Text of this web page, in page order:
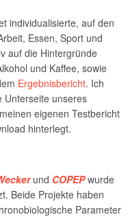
individualisierte, auf den
Essen, Sport und
auf die Hintergründe
und Kaffee, sowie
Ergebnisbericht. Ich
Unterseite unseres
eigenen Testbericht
hinterlegt.
und COPEPwurde
Beide Projekte haben
Parameter